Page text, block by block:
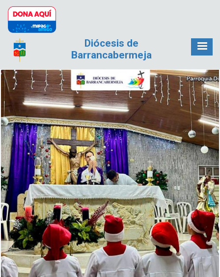
Pasar al contenido principal
Diócesis de
Barrancabermeja